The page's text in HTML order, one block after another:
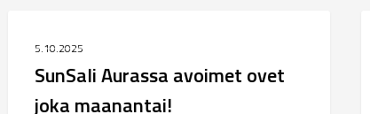
Aurassa
avoimet
5.10.2025
SunSali Aurassa avoimet ovet
joka maanantai!